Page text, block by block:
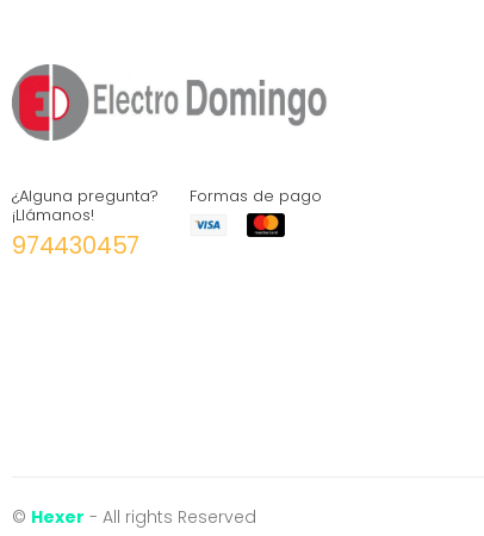
¿Alguna pregunta?
¡Llámanos!
974430457
Formas de pago
© Hexer - All rights Reserved